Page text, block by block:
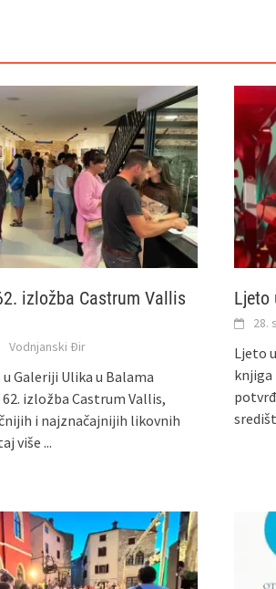
izložba Castrum Vallis
Vodnjanski Đir
Galeriji Ulika u Balama
izložba Castrum Vallis,
i najznačajnijih likovnih
više ...
Ljeto
28.
Ljeto
knjiga